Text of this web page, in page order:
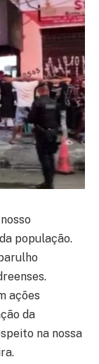
população.
ações
da
na nossa